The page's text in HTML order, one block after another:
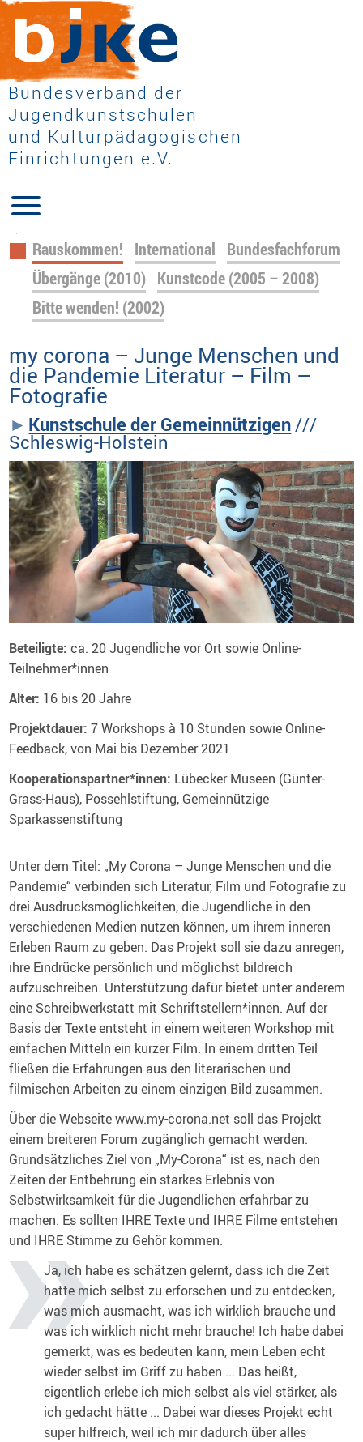
Bundesverband der
Jugendkunstschulen
und Kulturpädagogischen
Einrichtungen e.V.
Navigation
überspringen
Rauskommen! International Bundesfachforum
Übergänge (2010) Kunstcode (2005 – 2008)
Bitte wenden! (2002)
my corona – Junge Menschen und
die Pandemie Literatur – Film –
Fotografie
Kunstschule der Gemeinnützigen///
Schleswig-Holstein
Beteiligte: ca. 20 Jugendliche vor Ort sowie Online-
Teilnehmer*innen
Alter: 16 bis 20 Jahre
Projektdauer:7 Workshops à 10 Stunden sowie Online-
Feedback, von Mai bis Dezember 2021
Kooperationspartner*innen: Lübecker Museen (Günter-
Grass-Haus), Possehlstiftung, Gemeinnützige
Sparkassenstiftung
Unter dem Titel: „My Corona – Junge Menschen und die
Pandemie“ verbinden sich Literatur, Film und Fotografie zu
drei Ausdrucksmöglichkeiten, die Jugendliche in den
verschiedenen Medien nutzen können, um ihrem inneren
Erleben Raum zu geben. Das Projekt soll sie dazu anregen,
ihre Eindrücke persönlich und möglichst bildreich
aufzuschreiben. Unterstützung dafür bietet unter anderem
eine Schreibwerkstatt mit Schriftstellern*innen. Auf der
Basis der Texte entsteht in einem weiteren Workshop mit
einfachen Mitteln ein kurzer Film. In einem dritten Teil
fließen die Erfahrungen aus den literarischen und
filmischen Arbeiten zu einem einzigen Bild zusammen.
Über die Webseite www.my-corona.net soll das Projekt
einem breiteren Forum zugänglich gemacht werden.
Grundsätzliches Ziel von „My-Corona“ ist es, nach den
Zeiten der Entbehrung ein starkes Erlebnis von
Selbstwirksamkeit für die Jugendlichen erfahrbar zu
machen. Es sollten IHRE Texte und IHRE Filme entstehen
und IHRE Stimme zu Gehör kommen.
Ja, ich habe es schätzen gelernt, dass ich die Zeit
hatte mich selbst zu erforschen und zu entdecken,
was mich ausmacht, was ich wirklich brauche und
was ich wirklich nicht mehr brauche! Ich habe dabei
gemerkt, was es bedeuten kann, mein Leben echt
wieder selbst im Griff zu haben ... Das heißt,
eigentlich erlebe ich mich selbst als viel stärker, als
ich gedacht hätte ... Dabei war dieses Projekt echt
super hilfreich, weil ich mir dadurch über alles